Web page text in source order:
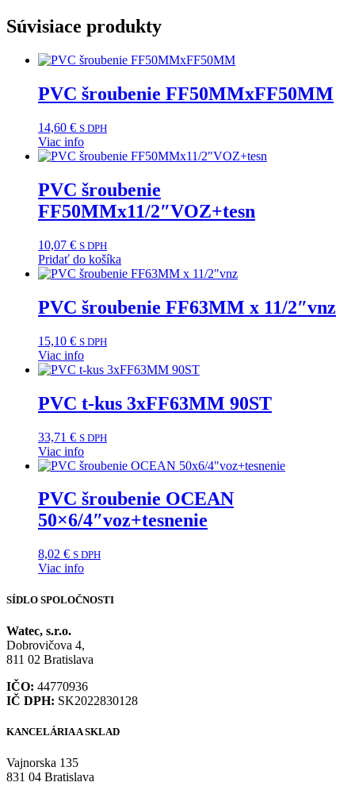
Súvisiace produkty
PVC šroubenie FF50MMxFF50MM
14,60 € S DPH
Viac info
PVC šroubenie
FF50MMx11/2″VOZ+tesn
10,07 € S DPH
Pridať do košíka
PVC šroubenie FF63MM x 11/2″vnz
15,10 € S DPH
Viac info
PVC t-kus 3xFF63MM 90ST
33,71 € S DPH
Viac info
PVC šroubenie OCEAN
50×6/4″voz+tesnenie
8,02 € S DPH
Viac info
SÍDLO SPOLOČNOSTI
Watec, s.r.o.
Dobrovičova 4,
811 02 Bratislava
IČO: 44770936
IČ DPH: SK2022830128
KANCELÁRIA A SKLAD
Vajnorska 135
831 04 Bratislava